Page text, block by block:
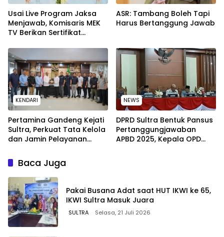
Usai Live Program Jaksa
Menjawab, Komisaris MEK
TV Berikan Sertifikat
Kejari Muna
ASR: Tambang Boleh Tapi
Harus Bertanggung Jawab
KENDARI
Pertamina Gandeng Kejati
Sultra, Perkuat Tata Kelola
dan Jamin Pelayanan
NEWS
DPRD Sultra Bentuk Pansus
Pertanggungjawaban
APBD 2025, Kepala OPD
Baca Juga
Pakai Busana Adat saat HUT IKWI ke 65,
IKWI Sultra Masuk Juara
SULTRA Selasa, 21 Juli 2026